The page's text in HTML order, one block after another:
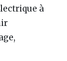
à